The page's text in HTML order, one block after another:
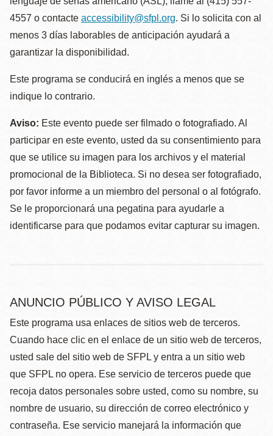
4557 o contacte accessibility@sfpl.org. Si lo solicita con al
menos 3 días laborables de anticipación ayudará a
garantizar la disponibilidad.
Este programa se conducirá en inglés a menos que se
indique lo contrario.
Aviso: Este evento puede ser filmado o fotografiado. Al
participar en este evento, usted da su consentimiento para
que se utilice su imagen para los archivos y el material
promocional de la Biblioteca. Si no desea ser fotografiado,
por favor informe a un miembro del personal o al fotógrafo.
Se le proporcionará una pegatina para ayudarle a
identificarse para que podamos evitar capturar su imagen.
ANUNCIO PÚBLICO Y AVISO LEGAL
Este programa usa enlaces de sitios web de terceros.
Cuando hace clic en el enlace de un sitio web de terceros,
usted sale del sitio web de SFPL y entra a un sitio web
que SFPL no opera. Ese servicio de terceros puede que
recoja datos personales sobre usted, como su nombre, su
nombre de usuario, su dirección de correo electrónico y
contraseña. Ese servicio manejará la información que